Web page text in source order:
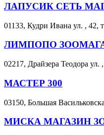
ЛАПУСИК СЕТЬ
01133, Кудри Ивана ул. , 42,
ЛИМПОПО
02217, Драйзера Теодора ул.
МАСТЕР 300
03150, Большая
МИСКА МАГАЗИН